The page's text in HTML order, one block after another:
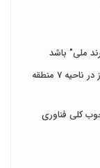
ملی" باشد
کاهش قابل ملاحظه پیامهای ساخت و ساز غیر مجاز در ناحیه 7 منطقه
کلی فناوری